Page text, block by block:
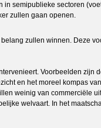
semipublieke sectoren
zullen gaan openen.
zullen winnen.
Voorbeelden
en het moreel kompas
weinig van
welvaart. In het